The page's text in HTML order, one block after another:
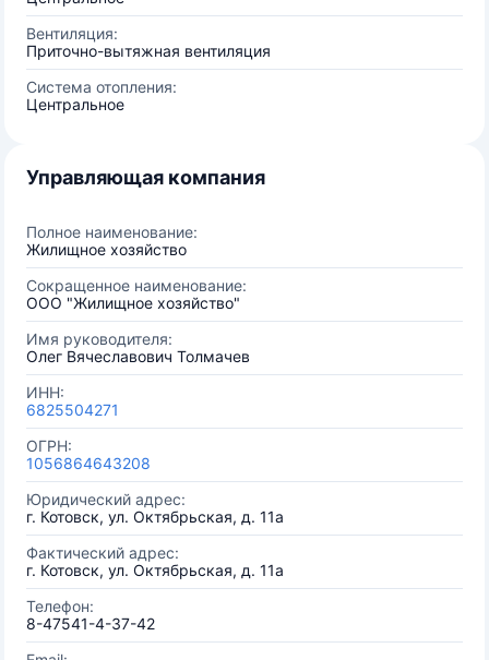
Вентиляция:
Приточно-вытяжная вентиляция
Система отопления:
Центральное
Управляющая компания
Полное наименование:
Жилищное хозяйство
Сокращенное наименование:
ООО "Жилищное хозяйство"
Имя руководителя:
Олег Вячеславович Толмачев
ИНН:
6825504271
ОГРН:
1056864643208
Юридический адрес:
г. Котовск, ул. Октябрьская, д. 11а
Фактический адрес:
г. Котовск, ул. Октябрьская, д. 11а
Телефон:
8-47541-4-37-42